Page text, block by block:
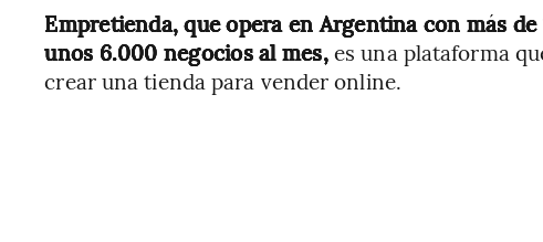
Empretienda, que opera en Argentina con más
unos 6.000 negocios al mes,es una plataforma
crear una tienda para vender online.